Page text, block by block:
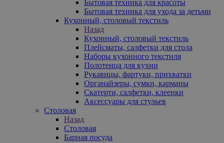
Бытовая техника для красоты
Бытовая техника для ухода за детьми
Кухонный, столовый текстиль
Назад
Кухонный, столовый текстиль
Плейсматы, салфетки для стола
Наборы кухонного текстиля
Полотенца для кухни
Рукавицы, фартуки, прихватки
Органайзеры, сумки, карманы
Скатерти, салфетки, клеенки
Аксессуары для стульев
Столовая
Назад
Столовая
Барная посуда